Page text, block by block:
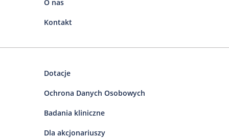
O nas
Kontakt
Dotacje
Ochrona Danych Osobowych
Badania kliniczne
Dla akcjonariuszy